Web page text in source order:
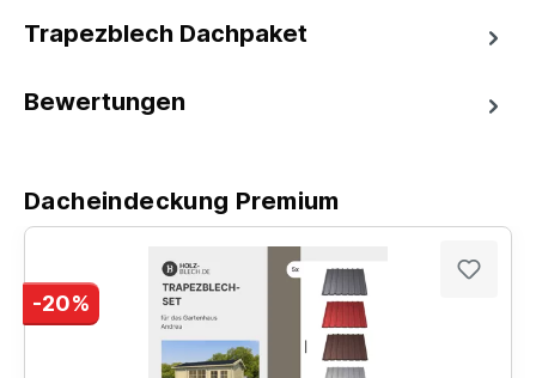
Trapezblech Dachpaket
Bewertungen
Dacheindeckung Premium
-20%